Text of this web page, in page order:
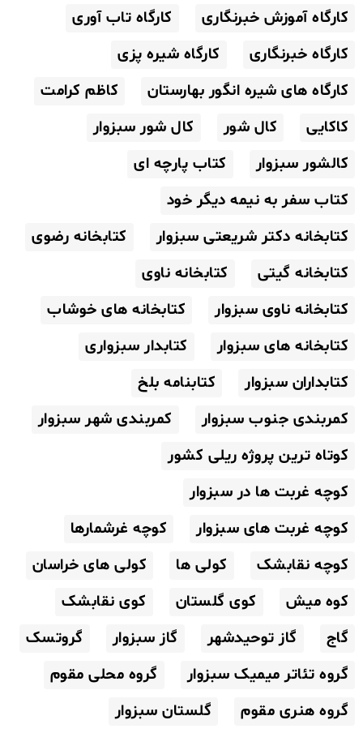
کارگاه آموزش خبرنگاری
کارگاه تاب آوری
کارگاه خبرنگاری
کارگاه شیره پزی
کارگاه های شیره انگور بهارستان
کاظم کرامت
کاکایی
کال شور
کال شور سبزوار
کالشور سبزوار
کتاب پارچه ای
کتاب سفر به نیمه دیگر خود
کتابخانه دکتر شریعتی سبزوار
کتابخانه رضوی
کتابخانه گیتی
کتابخانه ناوی
کتابخانه ناوی سبزوار
کتابخانه های خوشاب
کتابخانه های سبزوار
کتابدار سبزواری
کتابداران سبزوار
کتابنامه بلخ
کمربندی جنوب سبزوار
کمربندی شهر سبزوار
کوتاه ترین پروژه ریلی کشور
کوچه غربت ها در سبزوار
کوچه غربت های سبزوار
کوچه غرشمارها
کوچه نقابشک
کولی ها
کولی های خراسان
کوه میش
کوی گلستان
کوی نقابشک
گاج
گاز توحیدشهر گاز سبزوار
گروتسک
گروه تئاتر میمیک سبزوار
گروه محلی مقوم
گروه هنری مقوم
گلستان سبزوار